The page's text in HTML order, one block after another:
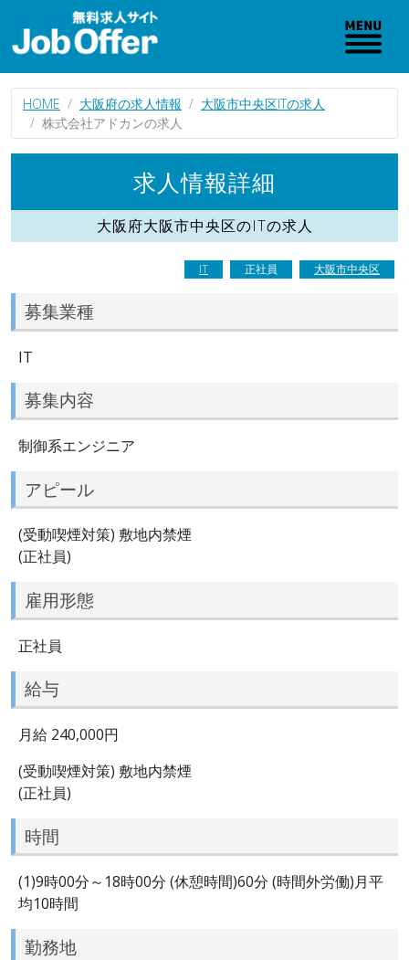
HOME 大阪府の求人情報
大阪市中央区ITの求人
株式会社アドカンの求人
求人情報詳細
大阪府大阪市中央区のITの求人
IT 正社員 大阪市中央区
募集業種
IT
募集内容
制御系エンジニア
アピール
(受動喫煙対策) 敷地内禁煙
(正社員)
雇用形態
正社員
給与
月給 240,000円
(受動喫煙対策) 敷地内禁煙
(正社員)
時間
(1)9時00分～18時00分 (休憩時間)60分 (時間外労働)月平
均10時間
勤務地